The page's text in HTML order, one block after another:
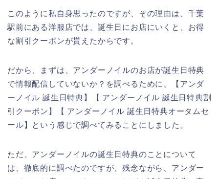
このように私自身思ったのですが、その理由は、千葉
駅前にある洋服店では、誕生日にお店にいくと、お得
な割引クーポンが貰えたからです。
だから、まずは、アンダーノイルのお店が誕生日特典
で情報配信していないか？を調べるために、【アンダ
ーノイル 誕生日特典】【 アンダーノイル 誕生日特典割
引クーポン】【 アンダーノイル 誕生日特典オータムセ
ール】という感じで調べてみることにしました。
ただ、アンダーノイルの誕生日特典のことについて
は、徹底的に調べたのですが、残念ながら、アンダー